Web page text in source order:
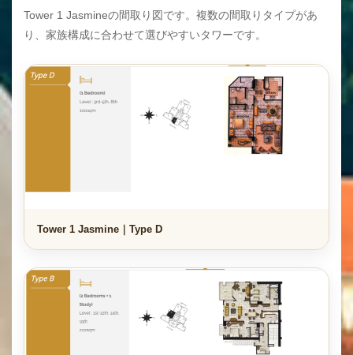
Tower 1 Jasmineの間取り図です。複数の間取りタイプがあ
り、家族構成に合わせて選びやすいタワーです。
Tower 1 Jasmine｜Type D